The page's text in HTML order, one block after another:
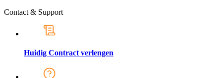
Contact & Support
Huidig Contract verlengen